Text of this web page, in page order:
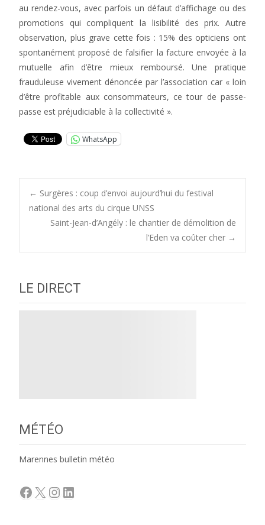
au rendez-vous, avec parfois un défaut d’affichage ou des
promotions qui compliquent la lisibilité des prix. Autre
observation, plus grave cette fois : 15% des opticiens ont
spontanément proposé de falsifier la facture envoyée à la
mutuelle afin d’être mieux remboursé. Une pratique
frauduleuse vivement dénoncée par l’association car « loin
d’être profitable aux consommateurs, ce tour de passe-
passe est préjudiciable à la collectivité ».
WhatsApp
Post
navigation
← Surgères : coup d’envoi aujourd’hui du festival
national des arts du cirque UNSS
Saint-Jean-d’Angély : le chantier de démolition de
l’Eden va coûter cher →
LE DIRECT
MÉTÉO
Marennes bulletin météo
Facebook
X Instagram
LinkedIn